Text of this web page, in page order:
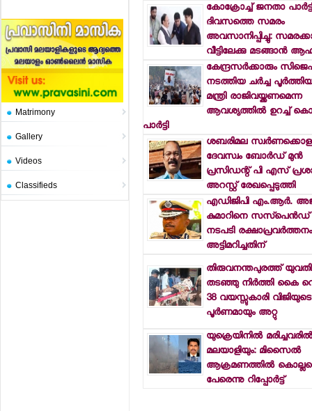
Matrimony
Gallery
Videos
Classifieds
കോക്രോച്ച് ജനതാ
ദിവസത്തെ സമരം
അവസാനിപ്പിച്ചു:
വീട്ടിലേക്കു മടങ്ങാന്‍
കേന്ദ്രസര്‍ക്കാരും
നടത്തിയ ചര്‍ച്ച
മന്ത്രി രാജിവയ്ക്കണമെന്ന
ആവശ്യത്തില്‍ ഉറച്ച്
പാര്‍ട്ടി
ശബരിമല
ദേവസ്വം ബോര്‍ഡ് മുന്‍
പ്രസിഡന്റ് പി എസ്
അറസ്റ്റ് രേഖപ്പെടുത്തി
എഡിജിപി എം.ആര്‍.
കുമാറിനെ സസ്പെന്‍ഡ്
നടപടി
അട്ടിമറിച്ചതിന്
തിരുവനന്തപുരത്ത്
തടഞ്ഞു നിര്‍ത്തി കൈ
38 വയസ്സുകാരി വിജിയുടെ
പൂര്‍ണമായും അറ്റു
യുക്രെയിനില്‍
മലയാളിയും: മിസൈല്‍
ആക്രമണത്തില്‍
പേരെന്നു റിപ്പോര്‍ട്ട്